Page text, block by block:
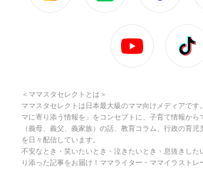
＜ママスタセレクトとは＞
ママスタセレクトは日本最大級のママ向けメディアです
マに寄り添う情報を」をコンセプトに、子育て情報から
（義母、義父、義家族）の話、教育コラム、行政の育
を日々配信しています。
不安なとき・笑いたいとき・泣きたいとき・息抜きした
り添った記事をお届け！ママライター・ママイラストレ